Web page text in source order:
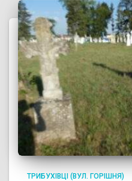
ТРИБУХІВЦІ (ВУЛ. ГОРІШНЯ)